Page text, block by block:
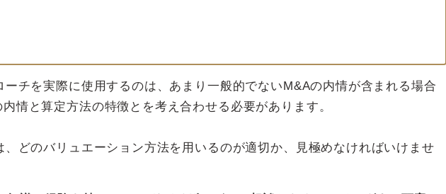
ーチを実際に使用するのは、あまり一般的でないM&Aの内情が含まれる場合
情と算定方法の特徴とを考え合わせる必要があります。
、どのバリュエーション方法を用いるのが適切か、見極めなければいけませ